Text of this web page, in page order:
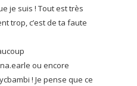
je suis ! Tout est très
trop, c’est de ta faute
ou encore
! Je pense que ce